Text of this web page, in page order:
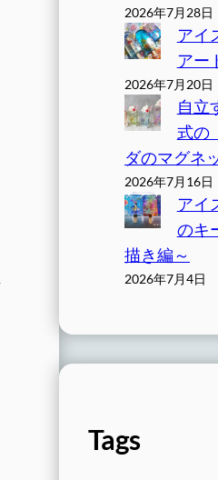
2026年7月28日
アイ
アー
2026年7月20日
自立
式の
ダのマグネ
2026年7月16日
アイ
のキ
描き編～
2026年7月4日
Tags